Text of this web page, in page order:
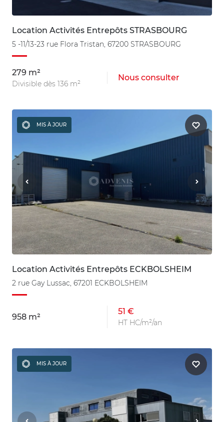
Location Activités Entrepôts STRASBOURG
5 -11/13-23 rue Flora Tristan, 67200 STRASBOURG
279 m²
Divisible dès 136 m²
Nous consulter
MIS À JOUR
Location Activités Entrepôts ECKBOLSHEIM
2 rue Gay Lussac, 67201 ECKBOLSHEIM
958 m²
51 €
HT HC/m²/an
MIS À JOUR